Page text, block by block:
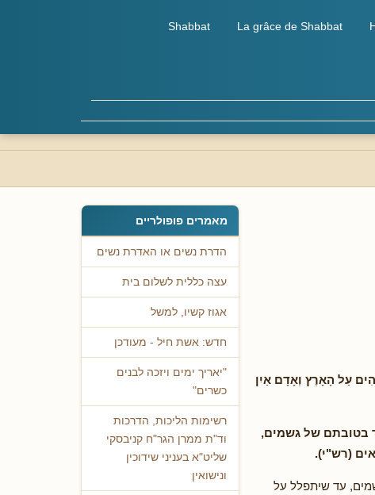
La grâce de Shabbat
Shabbat
עַל הָאָרֶץ וְאָדָם אַיִן
בטובתם של גשמים,
(רש"י).
עד שיתפלל על
מאמרים פופולריים
הדרת נשים או האדרת נשים
עצה כללית לשלום בית
אגוז קשיו, למשל
חדש: אשת חיל - מעודכן
"יאריך ימים ויזכה לבנים
כשרים"
רשימות הליכות, הדרכות
וד"ת ממרן הגר"ח קניבסקי
שליט"א בעניני שידוכין
ונישואין